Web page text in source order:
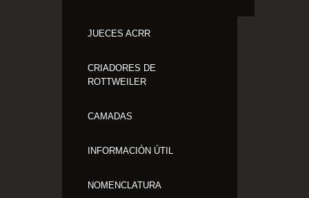
JUECES ACRR
CRIADORES DE
ROTTWEILER
CAMADAS
INFORMACIÓN ÚTIL
NOMENCLATURA